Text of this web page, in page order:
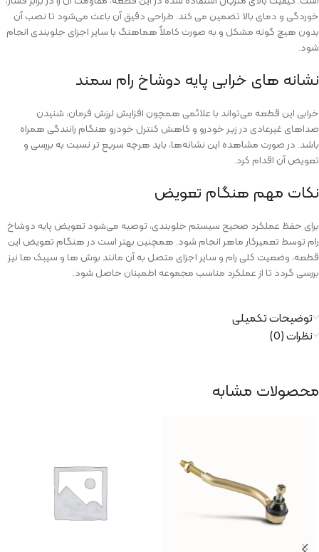
خوردگی و دمای بالا تضمین می‌ کند. طراحی دقیق آن باعث می‌شود تا نصب آن
بدون هیچ‌ گونه مشکل و به‌ صورت کاملاً هماهنگ با سایر اجزای جلوبندی انجام
شود.
نشانه‌ های خرابی پایه دوشاخ رام سمند
خرابی این قطعه می‌تواند با علائمی همچون افزایش لرزش فرمان، شنیدن
صداهای غیرعادی در زیر خودرو و کاهش کنترل خودرو هنگام رانندگی همراه
باشد. در صورت مشاهده‌ این نشانه‌ها، باید هرچه سریع‌ تر نسبت به بررسی و
تعویض آن اقدام کرد.
نکات مهم هنگام تعویض
برای حفظ عملکرد صحیح سیستم جلوبندی، توصیه می‌شود تعویض پایه‌ دوشاخ‌
رام توسط تعمیرکار ماهر انجام شود. همچنین بهتر است در هنگام تعویض این
قطعه، وضعیت کلی رام و سایر اجزای متصل به آن مانند بوش‌ ها و سیبک‌ ها نیز
بررسی گردد تا از عملکرد مناسب مجموعه اطمینان حاصل شود.
توضیحات تکمیلی
نظرات (0)
محصولات مشابه